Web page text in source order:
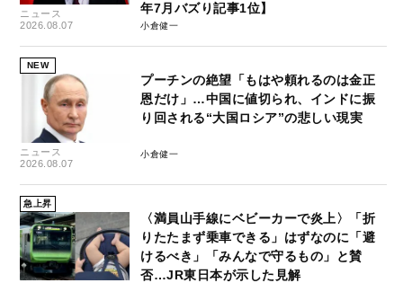
ニュース
2026.08.07
年7月バズり記事1位】
小倉健一
NEW
ニュース
2026.08.07
プーチンの絶望「もはや頼れるのは金正
恩だけ」…中国に値切られ、インドに振
り回される“大国ロシア”の悲しい現実
小倉健一
急上昇
〈満員山手線にベビーカーで炎上〉「折
りたたまず乗車できる」はずなのに「避
けるべき」「みんなで守るもの」と賛
否…JR東日本が示した見解